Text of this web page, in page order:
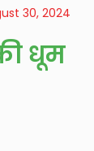
30, 2024
धूम